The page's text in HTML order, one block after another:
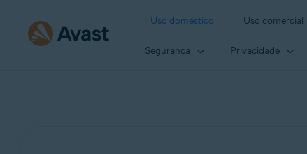
Uso doméstico Uso comercial
Segurança Privacidade